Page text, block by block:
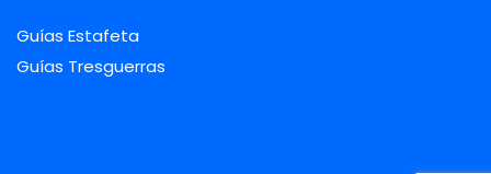
Guías Estafeta
Guías Tresguerras